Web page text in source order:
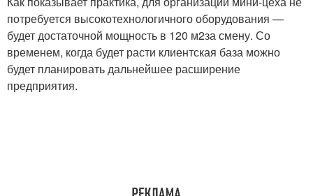
потребуется высокотехнологичного оборудования —
будет достаточной мощность в 120 м2за смену. Со
временем, когда будет расти клиентская база можно
будет планировать дальнейшее расширение
предприятия.